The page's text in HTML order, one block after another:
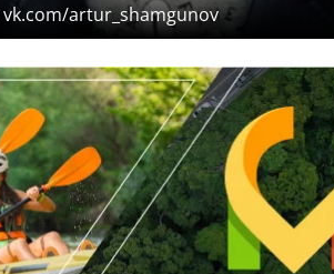
artur_shamgunov